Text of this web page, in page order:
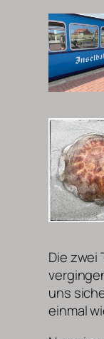
Die zwei
uns
einmal